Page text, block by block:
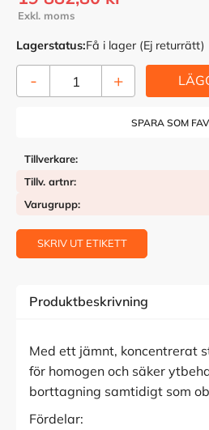
Lagerstatus Få i lager (Ej returrätt)
+
-
Tillverkare
Tillv. artnr
Varugrupp
SKRIV UT ETIKETT
Produktbeskrivning
Med ett jämnt, koncentrerat
för homogen och säker
borttagning samtidigt som
Fördelar: